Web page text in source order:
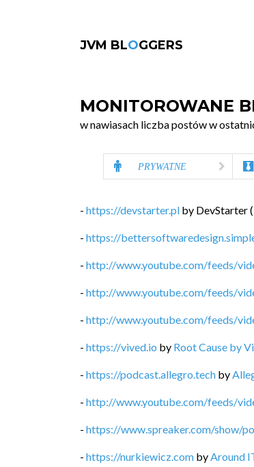
JVM BLOGGERS
MONITOROWANE
w nawiasach liczba postów w
PRYWATNE
- https://devstarter.pl by DevStarter(
- https://
- http://www.youtube.com/feeds/
- http://www.youtube.com/feeds/
- http://www.youtube.com/feeds/
- https://vived.io by Root Cause by
- https://podcast.allegro.tech by
- http://www.youtube.com/feeds/
- https://www.spreaker.com/show/
- https://nurkiewicz.com byAround